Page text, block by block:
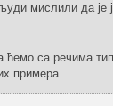
мислили да је
ћемо са речима
примера